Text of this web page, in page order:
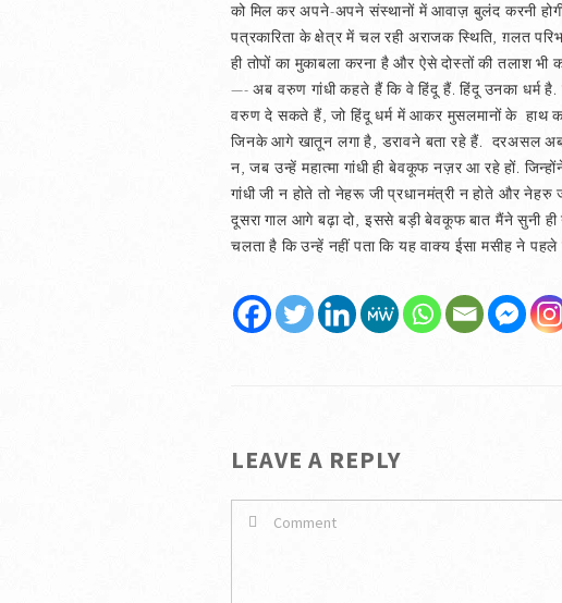
को मिल कर अपने-अपने संस्थानों में आवाज़ बुलंद करनी
पत्रकारिता के क्षेत्र में चल रही अराजक स्थिति, ग़लत
ही तोपों का मुकाबला करना है और ऐसे दोस्तों की तलाश
—- अब वरुण गांधी कहते हैं कि वे हिंदू हैं. हिंदू उनका धर्म
वरुण दे सकते हैं, जो हिंदू धर्म में आकर मुसलमानों के हाथ
जिनके आगे खातून लगा है, डरावने बता रहे हैं. दरअसल अब
न, जब उन्हें महात्मा गांधी ही बेवकूफ नज़र आ रहे हों.
गांधी जी न होते तो नेहरू जी प्रधानमंत्री न होते और
दूसरा गाल आगे बढ़ा दो, इससे बड़ी बेवकूफ बात मैंने सुनी ही
चलता है कि उन्हें नहीं पता कि यह वाक्य ईसा मसीह ने पहले
LEAVE A REPLY